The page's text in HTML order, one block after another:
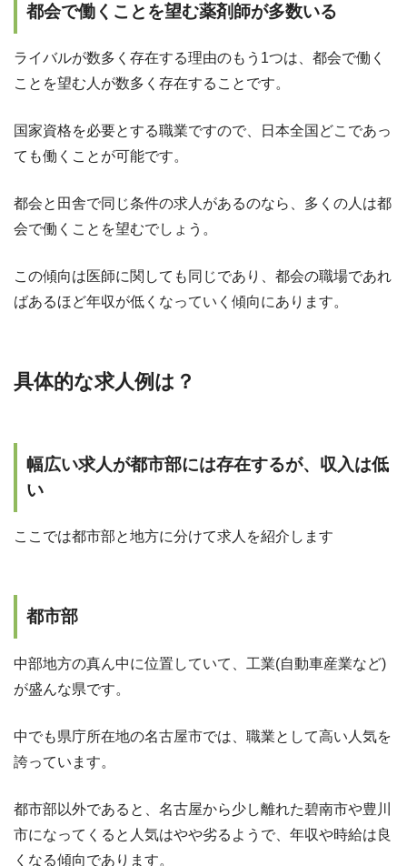
都会で働くことを望む薬剤師が多数いる
ライバルが数多く存在する理由のもう1つは、都会で働く
ことを望む人が数多く存在することです。
国家資格を必要とする職業ですので、日本全国どこであっ
ても働くことが可能です。
都会と田舎で同じ条件の求人があるのなら、多くの人は都
会で働くことを望むでしょう。
この傾向は医師に関しても同じであり、都会の職場であれ
ばあるほど年収が低くなっていく傾向にあります。
具体的な求人例は？
幅広い求人が都市部には存在するが、収入は低
い
ここでは都市部と地方に分けて求人を紹介します
都市部
中部地方の真ん中に位置していて、工業(自動車産業など)
が盛んな県です。
中でも県庁所在地の名古屋市では、職業として高い人気を
誇っています。
都市部以外であると、名古屋から少し離れた碧南市や豊川
市になってくると人気はやや劣るようで、年収や時給は良
くなる傾向であります。